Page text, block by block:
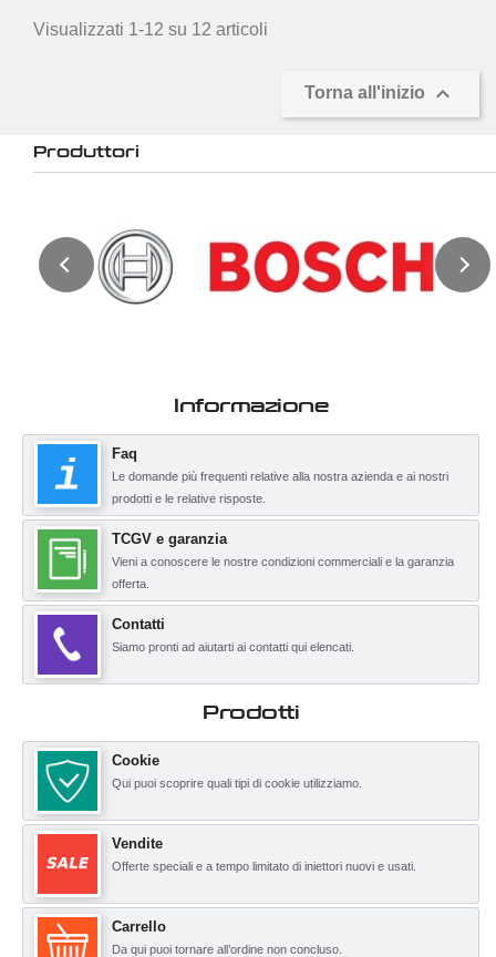
Visualizzati 1-12 su 12 articoli
Torna all'inizio 
Produttori
Informazione
Faq
Le domande più frequenti relative alla nostra azienda e ai nostri
prodotti e le relative risposte.
TCGV e garanzia
Vieni a conoscere le nostre condizioni commerciali e la garanzia
offerta.
Contatti
Siamo pronti ad aiutarti ai contatti qui elencati.
Prodotti
Cookie
Qui puoi scoprire quali tipi di cookie utilizziamo.
Vendite
Offerte speciali e a tempo limitato di iniettori nuovi e usati.
Carrello
Da qui puoi tornare all’ordine non concluso.